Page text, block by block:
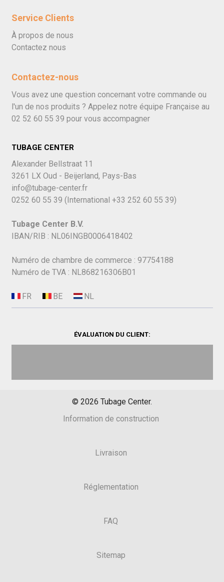
Service Clients
À propos de nous
Contactez nous
Contactez-nous
Vous avez une question concernant votre commande ou
l'un de nos produits ? Appelez notre équipe Française au
02 52 60 55 39 pour vous accompagner
TUBAGE CENTER
Alexander Bellstraat 11
3261 LX Oud - Beijerland, Pays-Bas
info@tubage-center.fr
0252 60 55 39 (International +33 252 60 55 39)
Tubage Center B.V.
IBAN/RIB : NL06INGB0006418402
Numéro de chambre de commerce : 97754188
Numéro de TVA : NL868216306B01
ÉVALUATION DU CLIENT:
© 2026 Tubage Center.
Information de construction
Livraison
Réglementation
FAQ
Sitemap